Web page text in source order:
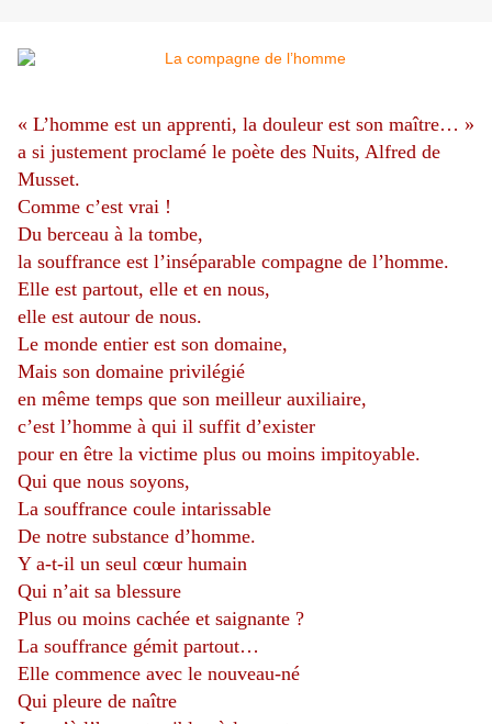
« L’homme est un apprenti, la douleur est son maître… »
a si justement proclamé le poète des Nuits, Alfred de
Musset.
Comme c’est vrai !
Du berceau à la tombe,
la souffrance est l’inséparable compagne de l’homme.
Elle est partout, elle et en nous,
elle est autour de nous.
Le monde entier est son domaine,
Mais son domaine privilégié
en même temps que son meilleur auxiliaire,
c’est l’homme à qui il suffit d’exister
pour en être la victime plus ou moins impitoyable.
Qui que nous soyons,
La souffrance coule intarissable
De notre substance d’homme.
Y a-t-il un seul cœur humain
Qui n’ait sa blessure
Plus ou moins cachée et saignante ?
La souffrance gémit partout…
Elle commence avec le nouveau-né
Qui pleure de naître